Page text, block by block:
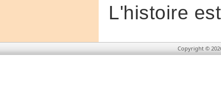
L'histoire
Copyright ©